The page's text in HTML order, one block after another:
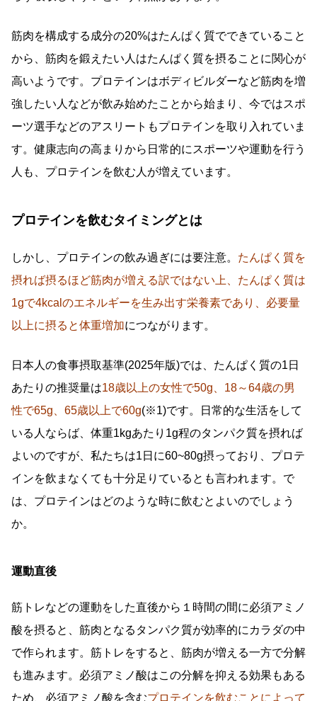
筋肉を構成する成分の20%はたんぱく質でできていること
から、筋肉を鍛えたい人はたんぱく質を摂ることに関心が
高いようです。プロテインはボディビルダーなど筋肉を増
強したい人などが飲み始めたことから始まり、今ではスポ
ーツ選手などのアスリートもプロテインを取り入れていま
す。健康志向の高まりから日常的にスポーツや運動を行う
人も、プロテインを飲む人が増えています。
プロテインを飲むタイミングとは
しかし、プロテインの飲み過ぎには要注意。 たんぱく質を
摂れば摂るほど筋肉が増える訳ではない上、たんぱく質は
1gで4kcalのエネルギーを生み出す栄養素であり、必要量
以上に摂ると体重増加につながります。
日本人の食事摂取基準(2025年版)では、たんぱく質の1日
あたりの推奨量は18歳以上の女性で50g、18～64歳の男
性で65g、65歳以上で60g(※1)です。日常的な生活をして
いる人ならば、体重1kgあたり1g程のタンパク質を摂れば
よいのですが、私たちは1日に60~80g摂っており、プロテ
インを飲まなくても十分足りているとも言われます。で
は、プロテインはどのような時に飲むとよいのでしょう
か。
運動直後
筋トレなどの運動をした直後から１時間の間に必須アミノ
酸を摂ると、筋肉となるタンパク質が効率的にカラダの中
で作られます。筋トレをすると、筋肉が増える一方で分解
も進みます。必須アミノ酸はこの分解を抑える効果もある
ため、必須アミノ酸を含むプロテインを飲むことによって